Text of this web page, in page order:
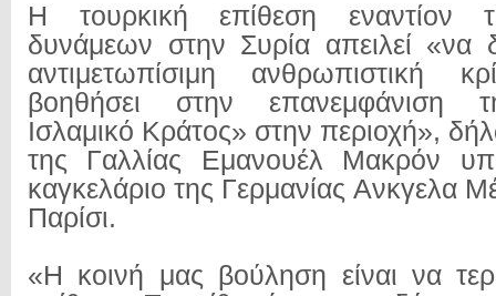
Η τουρκική επίθεση εναντίον
δυνάμεων στην Συρία απειλεί «να
αντιμετωπίσιμη ανθρωπιστική
βοηθήσει στην επανεμφάνιση
Ισλαμικό Κράτος» στην περιοχή»,
της Γαλλίας Εμανουέλ Μακρόν
καγκελάριο της Γερμανίας Ανκγελα
Παρίσι.
«Η κοινή μας βούληση είναι να